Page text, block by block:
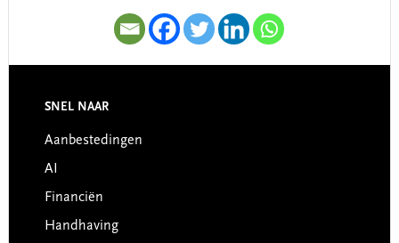
Footer
SNEL NAAR
Aanbestedingen
AI
Financiën
Handhaving